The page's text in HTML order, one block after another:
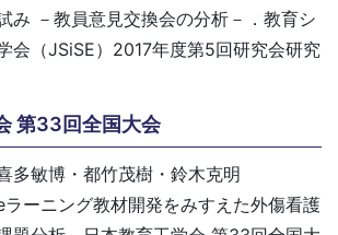
み －教員意見交換会の分析－．教育シ
会（JSiSE）2017年度第5回研究会研究
第33回全国大会
多敏博・都竹茂樹・鈴木克明
ラーニング教材開発をみすえた外傷看護